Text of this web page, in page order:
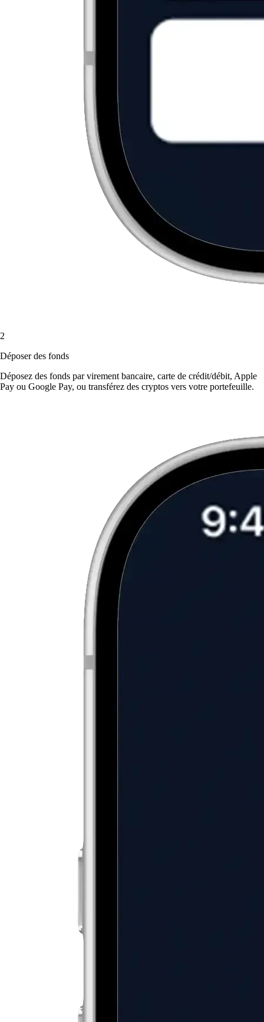
2
Déposer des fonds
Déposez des fonds par virement bancaire, carte de crédit/débit, Apple
Pay ou Google Pay, ou transférez des cryptos vers votre portefeuille.